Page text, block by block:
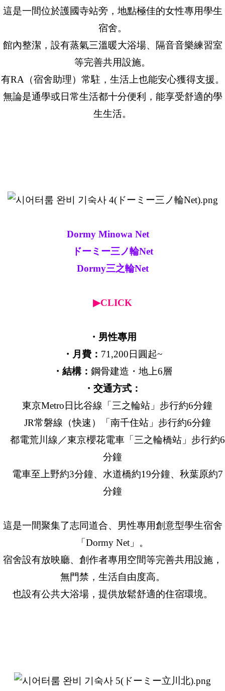
這是一間位於護國寺站旁，地點極佳的女性專用學生
宿舍。
館內整潔，設有蒸氣三溫暖大浴場、隔音音樂練習室
等完善共用設施。
有RA（宿舍助理）常駐，生活上也能安心獲得支援。
無論是通學或日常生活都十分便利，能享受舒適的學
生生活。
Dormy Minowa Net
ドーミー三ノ輪Net
Dormy三之輪Net
▶CLICK
・男性專用
・月費： 71,200日圓起~
・結構： 鋼骨建造・地上6層
・交通方式：
東京Metro日比谷線「三之輪站」步行約6分鐘
JR常磐線（快速）「南千住站」步行約6分鐘
都電荒川線／東京櫻花電車「三之輪橋站」步行約6
分鐘
電車至上野約3分鐘、水道橋約19分鐘、秋葉原約7
分鐘
這是一間聚集了志同道合、男性專用創意型學生宿舍
「Dormy Net」。
宿舍設有放映廳、創作者專用空間等完善共用設施，
無門禁，生活自由度高。
也設有公共大浴場，提供放鬆舒適的住宿環境。